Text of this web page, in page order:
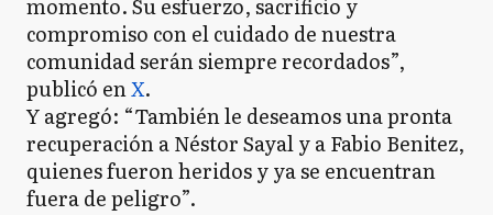
momento. Su esfuerzo, sacrificio y
compromiso con el cuidado de nuestra
comunidad serán siempre recordados”,
publicó enX.
Y agregó: “También le deseamos una pronta
recuperación a Néstor Sayal y a Fabio Benitez,
quienes fueron heridos y ya se encuentran
fuera de peligro”.